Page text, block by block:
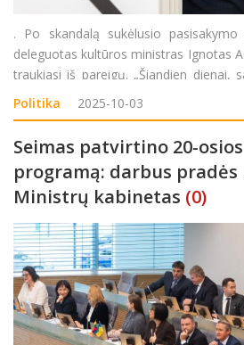
. Po skandalą sukėlusio pasisakymo
deleguotas kultūros ministras Ignotas
traukiasi iš pareigų. „Šiandien dienai,
tiek atsižvelgiant į visą bendruomenę,
Politika 2025-10-03
Seimas patvirtino 20-
programą: darbus pradės
Ministrų kabinetas (0)